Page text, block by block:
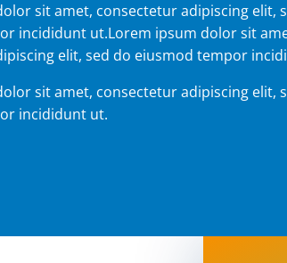
sit amet, consectetur adipiscing elit,
incididunt ut.Lorem ipsum dolor sit
elit, sed do eiusmod tempor
sit amet, consectetur adipiscing elit,
incididunt ut.